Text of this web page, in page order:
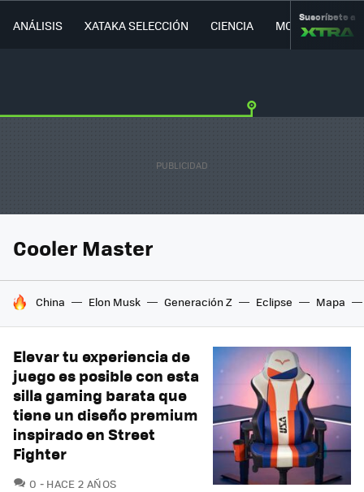
ANÁLISIS XATAKA SELECCIÓN CIENCIA MOVILIDAD
Suscríbete a
Cooler Master
HOY SE HABLA DE
China Elon Musk Generación Z Eclipse Mapa
Elevar tu experiencia de
juego es posible con esta
silla gaming barata que
tiene un diseño premium
inspirado en Street
Fighter
0 COMENTARIOS
HACE 2 AÑOS